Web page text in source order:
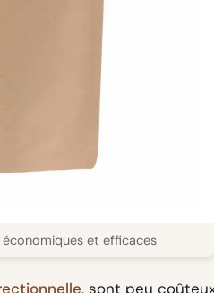
et efficaces
, sont peu